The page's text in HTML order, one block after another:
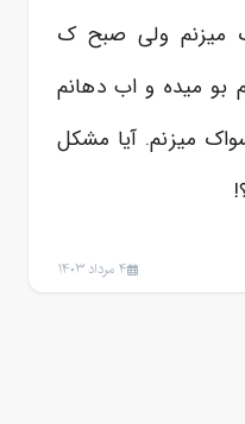
میزنم ولی صبح ک
بو میده و اب دهانم
میزنم. آیا مشکل
4 مرداد 1403